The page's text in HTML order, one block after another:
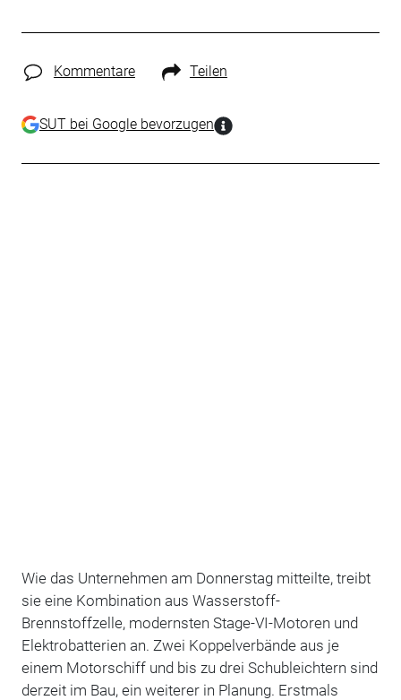
Kommentare Teilen
SUT bei Google bevorzugen
Wie das Unternehmen am Donnerstag mitteilte, treibt
sie eine Kombination aus Wasserstoff-
Brennstoffzelle, modernsten Stage-VI-Motoren und
Elektrobatterien an. Zwei Koppelverbände aus je
einem Motorschiff und bis zu drei Schubleichtern sind
derzeit im Bau, ein weiterer in Planung. Erstmals